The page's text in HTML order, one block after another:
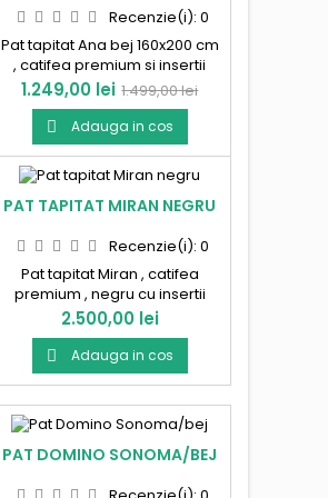
Recenzie(i):0
Pat tapitat Ana bej 160x200 cm
, catifea premium si insertii
aurii. Produs in Romania !
Pret
1.249,00 lei Pret
de
baza
1.499,00 lei
 Adauga in cos
PAT TAPITAT MIRAN NEGRU
Recenzie(i):0
Pat tapitat Miran , catifea
premium , negru cu insertii
aurii. Produs in Romania!
Pret
2.500,00 lei
 Adauga in cos
PAT DOMINO SONOMA/BEJ